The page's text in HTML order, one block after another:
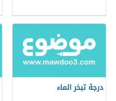
درجة تبخر الماء